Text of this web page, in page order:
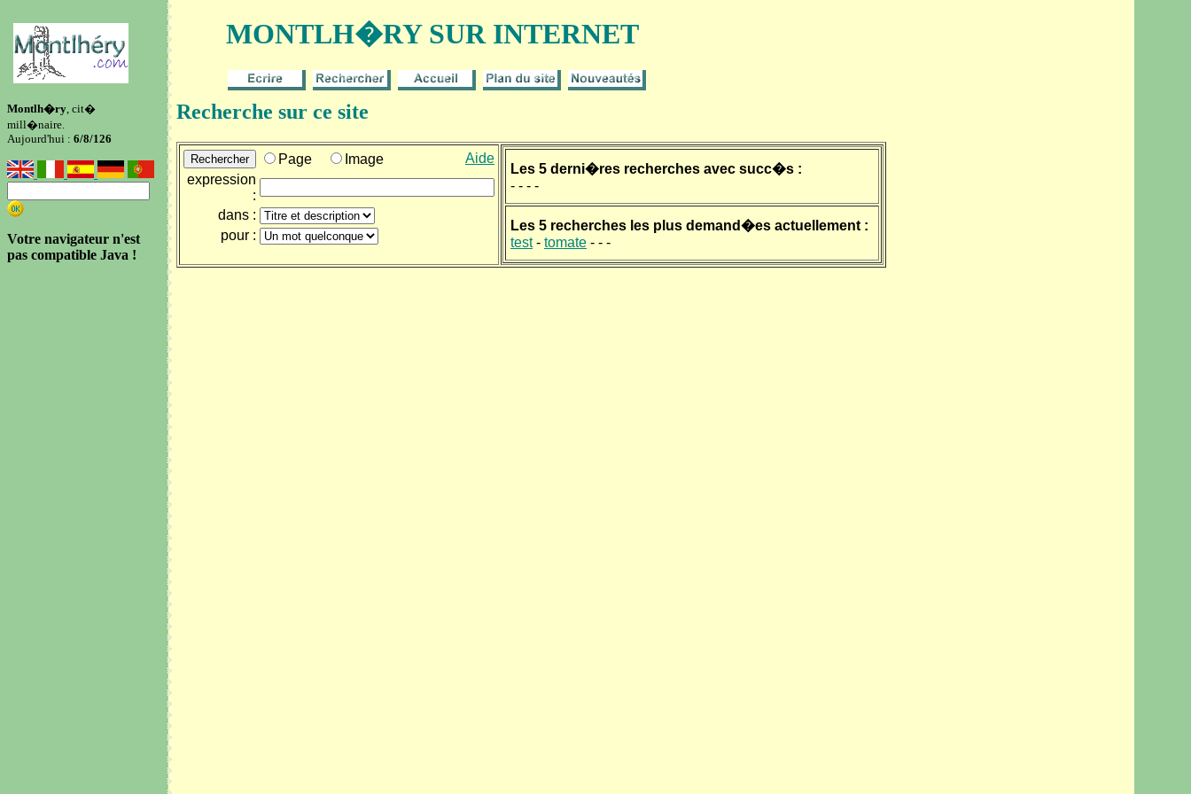
MONTLH�RY SUR INTERNET
Montlh�ry, cit�
mill�naire.
Aujourd'hui : 6/8/126
Votre navigateur n'est
pas compatible Java !
Recherche sur ce site
Page Image
Aide
expression
:
dans :
pour :
Les 5 derni�res recherches avec succ�s :
- - - -
Les 5 recherches les plus demand�es actuellement :
test- tomate - - -